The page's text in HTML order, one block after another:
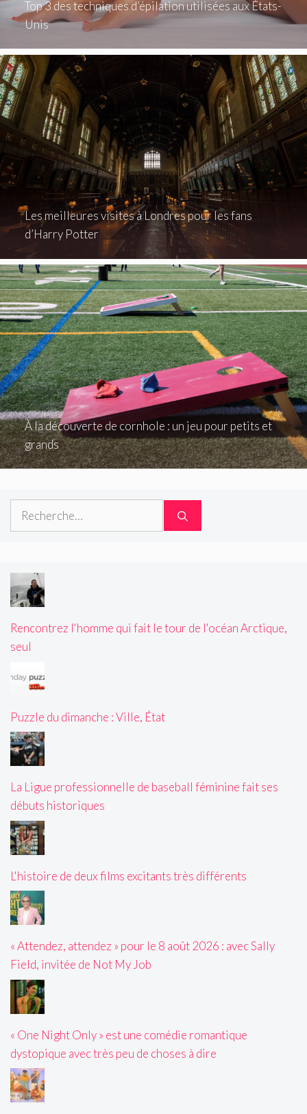
Top 3 des techniques d’épilation utilisées aux États-
Unis
Les meilleures visites à Londres pour les fans
d’Harry Potter
À la découverte de cornhole : un jeu pour petits et
grands
Rechercher :
Rencontrez l'homme qui fait le tour de l'océan Arctique,
seul
Puzzle du dimanche : Ville, État
La Ligue professionnelle de baseball féminine fait ses
débuts historiques
L'histoire de deux films excitants très différents
« Attendez, attendez » pour le 8 août 2026 : avec Sally
Field, invitée de Not My Job
« One Night Only » est une comédie romantique
dystopique avec très peu de choses à dire